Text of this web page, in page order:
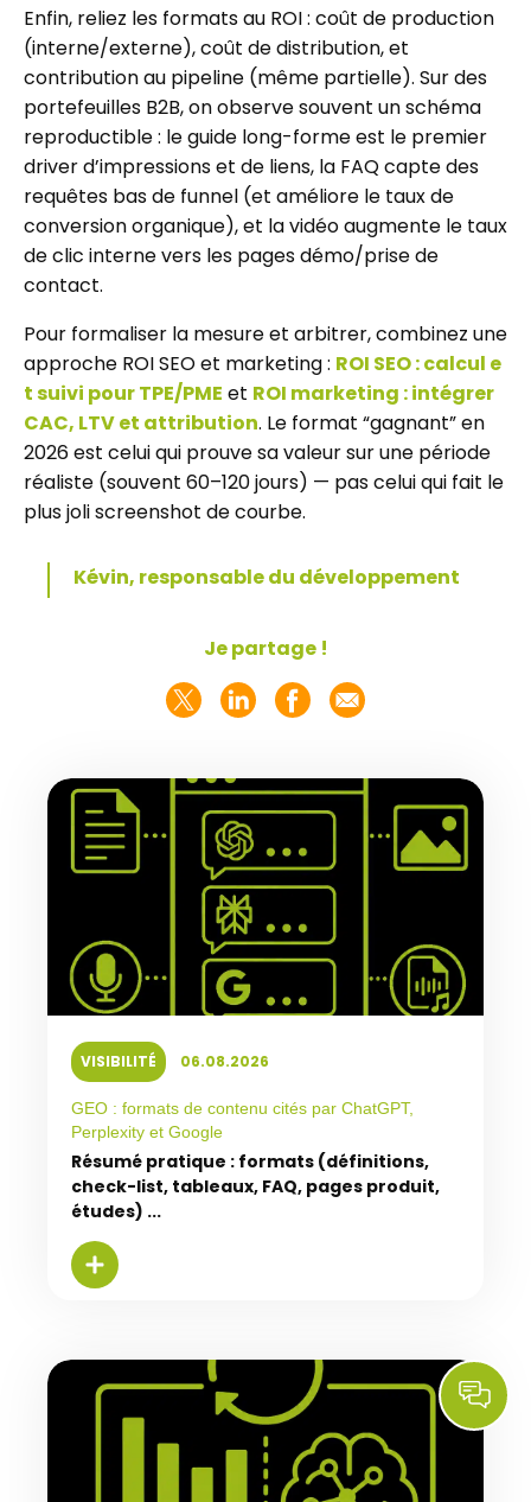
Enfin, reliez les formats au ROI : coût de production
(interne/externe), coût de distribution, et
contribution au pipeline (même partielle). Sur des
portefeuilles B2B, on observe souvent un schéma
reproductible : le guide long-forme est le premier
driver d’impressions et de liens, la FAQ capte des
requêtes bas de funnel (et améliore le taux de
conversion organique), et la vidéo augmente le taux
de clic interne vers les pages démo/prise de
contact.
Pour formaliser la mesure et arbitrer, combinez une
approche ROI SEO et marketing : ROI SEO : calcul e
t suivi pour TPE/PME et ROI marketing : intégrer
CAC, LTV et attribution. Le format “gagnant” en
2026 est celui qui prouve sa valeur sur une période
réaliste (souvent 60–120 jours) — pas celui qui fait le
plus joli screenshot de courbe.
Kévin, responsable du développement
Je partage !
VISIBILITÉ 06.08.2026
GEO : formats de contenu cités par ChatGPT,
Perplexity et Google
Résumé pratique : formats (définitions,
check-list, tableaux, FAQ, pages produit,
études) ...